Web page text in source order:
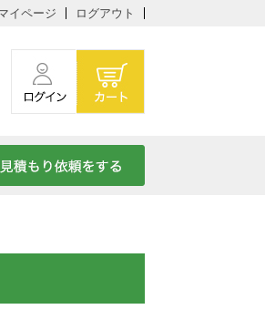
イページ ログアウト